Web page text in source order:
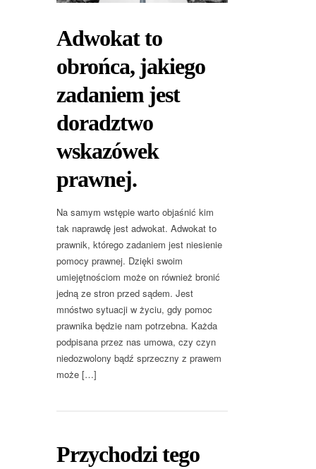
Adwokat to
obrońca, jakiego
zadaniem jest
doradztwo
wskazówek
prawnej.
Na samym wstępie warto objaśnić kim
tak naprawdę jest adwokat. Adwokat to
prawnik, którego zadaniem jest niesienie
pomocy prawnej. Dzięki swoim
umiejętnościom może on również bronić
jedną ze stron przed sądem. Jest
mnóstwo sytuacji w życiu, gdy pomoc
prawnika będzie nam potrzebna. Każda
podpisana przez nas umowa, czy czyn
niedozwolony bądź sprzeczny z prawem
może […]
Przychodzi tego